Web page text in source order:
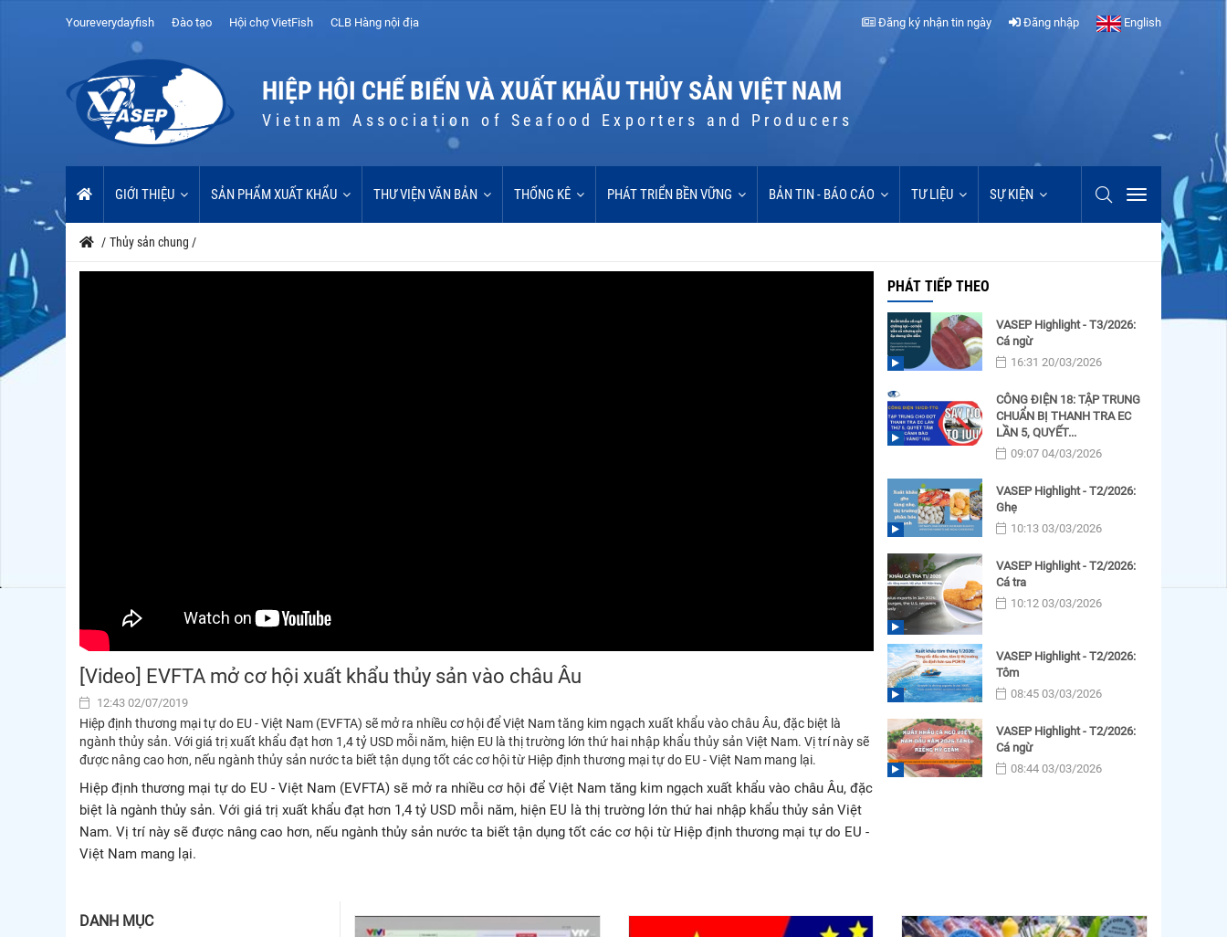
Youreverydayfish Đào tạo Hội chợ VietFish CLB Hàng nội địa Đăng ký nhận tin ngày Đăng nhập English
HIỆP HỘI CHẾ BIẾN VÀ XUẤT KHẨU THỦY SẢN VIỆT NAM
Vietnam Association of Seafood Exporters and Producers
GIỚI THIỆU SẢN PHẨM XUẤT KHẨU THƯ VIỆN VĂN BẢN THỐNG KÊ PHÁT TRIỂN BỀN VỮNG BẢN TIN - BÁO CÁO TƯ LIỆU SỰ KIỆN
/ Thủy sản chung /
[Video] EVFTA mở cơ hội xuất khẩu thủy sản vào châu Âu
12:43 02/07/2019
Hiệp định thương mại tự do EU - Việt Nam (EVFTA) sẽ mở ra nhiều cơ hội để Việt Nam tăng kim ngạch xuất khẩu vào châu Âu, đặc biệt là
ngành thủy sản. Với giá trị xuất khẩu đạt hơn 1,4 tỷ USD mỗi năm, hiện EU là thị trường lớn thứ hai nhập khẩu thủy sản Việt Nam. Vị trí này sẽ
được nâng cao hơn, nếu ngành thủy sản nước ta biết tận dụng tốt các cơ hội từ Hiệp định thương mại tự do EU - Việt Nam mang lại.
Hiệp định thương mại tự do EU - Việt Nam (EVFTA) sẽ mở ra nhiều cơ hội để Việt Nam tăng kim ngạch xuất khẩu vào châu Âu, đặc
biệt là ngành thủy sản. Với giá trị xuất khẩu đạt hơn 1,4 tỷ USD mỗi năm, hiện EU là thị trường lớn thứ hai nhập khẩu thủy sản Việt
Nam. Vị trí này sẽ được nâng cao hơn, nếu ngành thủy sản nước ta biết tận dụng tốt các cơ hội từ Hiệp định thương mại tự do EU -
Việt Nam mang lại.
PHÁT TIẾP THEO
VASEP Highlight - T3/2026:
Cá ngừ
16:31 20/03/2026
CÔNG ĐIỆN 18: TẬP TRUNG
CHUẨN BỊ THANH TRA EC
LẦN 5, QUYẾT...
09:07 04/03/2026
VASEP Highlight - T2/2026:
Ghẹ
10:13 03/03/2026
VASEP Highlight - T2/2026:
Cá tra
10:12 03/03/2026
VASEP Highlight - T2/2026:
Tôm
08:45 03/03/2026
VASEP Highlight - T2/2026:
Cá ngừ
08:44 03/03/2026
DANH MỤC